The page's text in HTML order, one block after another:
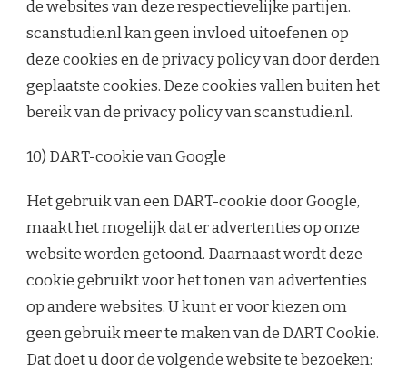
de websites van deze respectievelijke partijen.
scanstudie.nl kan geen invloed uitoefenen op
deze cookies en de privacy policy van door derden
geplaatste cookies. Deze cookies vallen buiten het
bereik van de privacy policy van scanstudie.nl.
10) DART-cookie van Google
Het gebruik van een DART-cookie door Google,
maakt het mogelijk dat er advertenties op onze
website worden getoond. Daarnaast wordt deze
cookie gebruikt voor het tonen van advertenties
op andere websites. U kunt er voor kiezen om
geen gebruik meer te maken van de DART Cookie.
Dat doet u door de volgende website te bezoeken: